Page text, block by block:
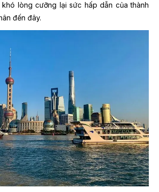
khó lòng cưỡng lại sức hấp dẫn của thành
đến đây.